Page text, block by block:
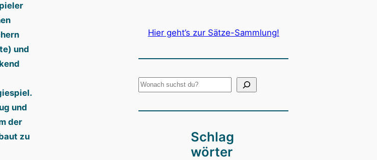
und
und
der
zu
Hier geht’s zur Sätze-Sammlung!
S
c
Schlag
wörter